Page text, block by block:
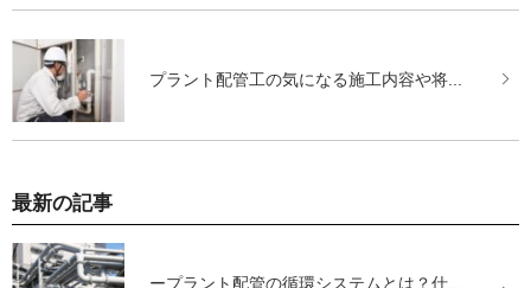
プラント配管工の気になる施工内容や将...
最新の記事
ープラント配管の循環システムとは？仕...